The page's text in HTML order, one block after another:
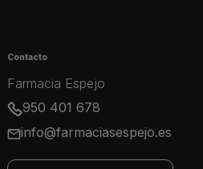
Contacto
Farmacia Espejo
950 401 678
info@farmaciasespejo.es